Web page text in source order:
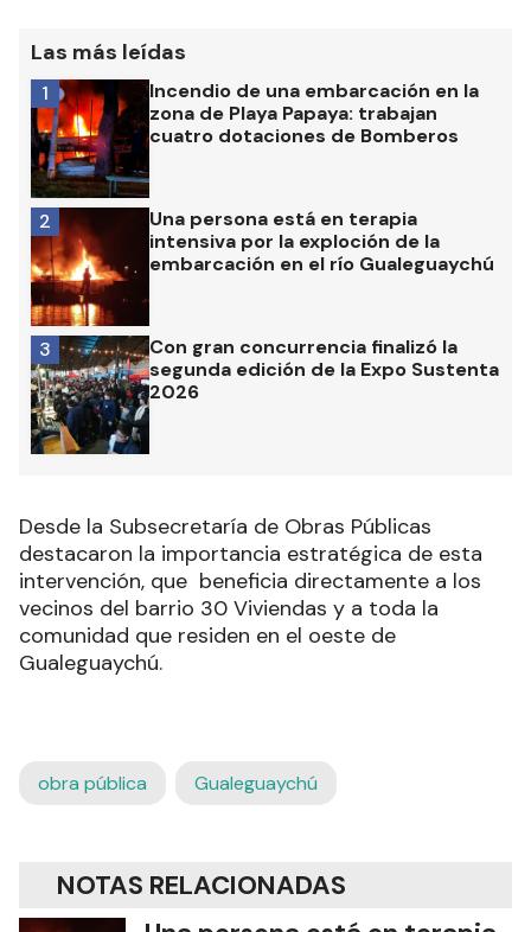
Las más leídas
Incendio de una embarcación en la
zona de Playa Papaya: trabajan
cuatro dotaciones de Bomberos
1
Una persona está en terapia
intensiva por la exploción de la
embarcación en el río Gualeguaychú
2
Con gran concurrencia finalizó la
segunda edición de la Expo Sustenta
2026
3
Desde la Subsecretaría de Obras Públicas
destacaron la importancia estratégica de esta
intervención, que beneficia directamente a los
vecinos del barrio 30 Viviendas y a toda la
comunidad que residen en el oeste de
Gualeguaychú.
obra pública Gualeguaychú
NOTAS RELACIONADAS